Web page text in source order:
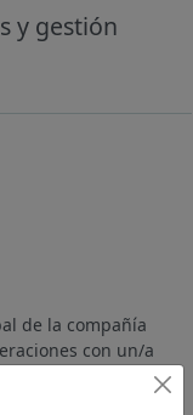
y gestión
de la compañía
con un/a
. ¿Cuál será tu
resolutiva y